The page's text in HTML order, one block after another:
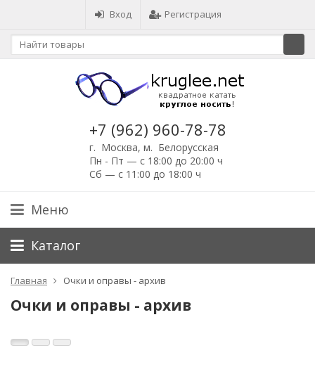
Вход Регистрация
+7 (962) 960-78-78
г. Москва, м. Белорусская
Пн - Пт — с 18:00 до 20:00 ч
Сб — с 11:00 до 18:00 ч
Меню
Каталог
Главная Очки и оправы - архив
Очки и оправы - архив